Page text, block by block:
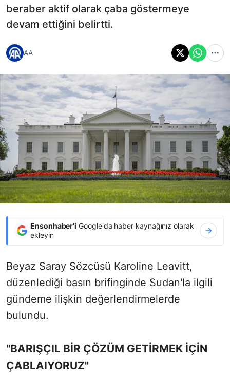
beraber aktif olarak çaba göstermeye
devam ettiğini belirtti.
AA
Ensonhaber'i Google'da haber kaynağınız olarak
ekleyin
Beyaz Saray Sözcüsü Karoline Leavitt,
düzenlediği basın brifinginde Sudan'la ilgili
gündeme ilişkin değerlendirmelerde
bulundu.
"BARIŞÇIL BİR ÇÖZÜM GETİRMEK İÇİN
ÇABLAIYORUZ"